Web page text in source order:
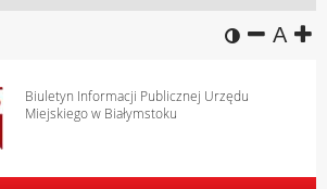
wersja
A
Biuletyn Informacji Publicznej Urzędu
Miejskiego w Białymstoku